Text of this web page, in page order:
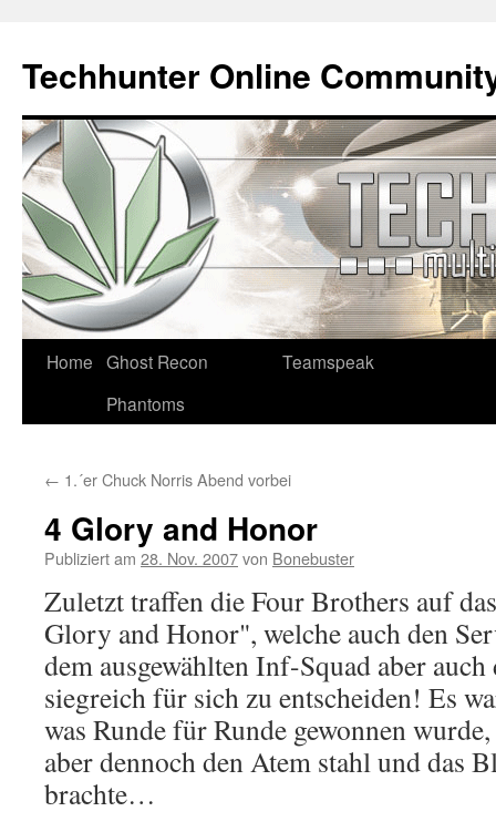
Techhunter Online
Zum
Home Ghost Recon
Phantoms
Teamspeak
← 1.´er Chuck Norris Abend vorbei
4 Glory and Honor
Publiziert am 28. Nov. 2007von Bonebuster
Zuletzt traffen die Four Brothers auf
Glory and Honor", welche auch den
dem ausgewählten Inf-Squad aber
siegreich für sich zu entscheiden! Es
was Runde für Runde gewonnen
aber dennoch den Atem stahl und das
brachte…